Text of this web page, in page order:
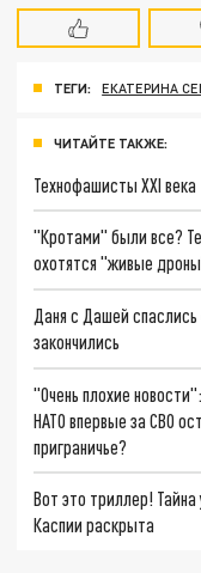
ТЕГИ: ЕКАТЕРИНА
ЧИТАЙТЕ ТАКЖЕ:
Технофашисты XXI века
"Кротами" были все?
охотятся "живые
Даня с Дашей
закончились
"Очень плохие
НАТО впервые за СВО
приграничье?
Вот это триллер!
Каспии раскрыта